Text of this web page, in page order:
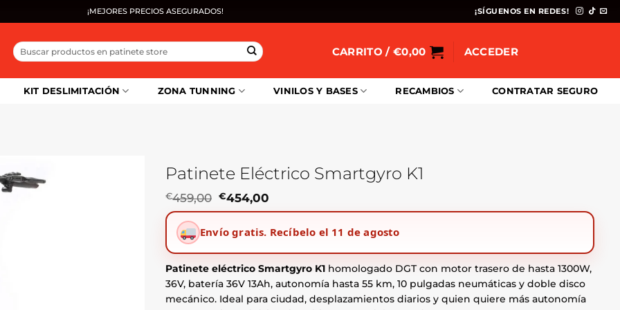
¡MEJORES PRECIOS ASEGURADOS! ¡SÍGUENOS EN REDES!
Buscar
por:
CARRITO / €0,00 ACCEDER
KIT DESLIMITACIÓN ZONA TUNNING VINILOS Y BASES RECAMBIOS CONTRATAR SEGURO
Patinete Eléctrico Smartgyro K1
€459,00 El
precio
era:
€454,00
precio
es:
Envío gratis. Recíbelo el 11 de agosto
Patinete eléctrico Smartgyro K1 homologado DGT con motor trasero de hasta 1300W,
36V, batería 36V 13Ah, autonomía hasta 55 km, 10 pulgadas neumáticas y doble disco
mecánico. Ideal para ciudad, desplazamientos diarios y quien quiere más autonomía